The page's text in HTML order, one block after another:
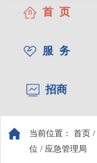
首 页
服 务
招商
当前位置： 首页 /
位 / 应急管理局